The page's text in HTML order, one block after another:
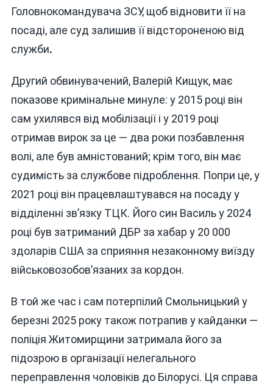
Головнокомандувача ЗСУ, щоб відновити її на
посаді, але суд залишив її відстороненою від
служби.
Другий обвинувачений, Валерій Кищук, має
показове кримінальне минуле: у 2015 році він
сам ухилявся від мобілізації і у 2019 році
отримав вирок за це — два роки позбавлення
волі, але був амністований; крім того, він має
судимість за службове підроблення. Попри це, у
2021 році він працевлаштувався на посаду у
відділенні зв’язку ТЦК. Його син Василь у 2024
році був затриманий ДБР за хабар у 20 000
здоларів США за сприяння незаконному виїзду
військовозобов’язаних за кордон.
В той же час і сам потерпілий Смольницький у
березні 2025 року також потрапив у кайданки —
поліція Житомирщини затримала його за
підозрою в організації нелегального
переправлення чоловіків до Білорусі. Ця справа